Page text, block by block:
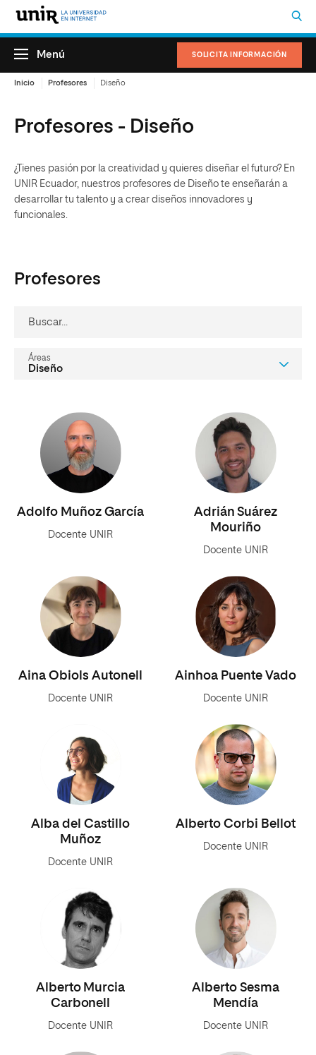
SOLICITA INFORMACIÓN
Menú
Inicio Profesores Diseño
Profesores - Diseño
¿Tienes pasión por la creatividad y quieres diseñar el futuro? En
UNIR Ecuador, nuestros profesores de Diseño te enseñarán a
desarrollar tu talento y a crear diseños innovadores y
funcionales.
Profesores
buscar...
áreas
Adolfo Muñoz García
Docente UNIR
Adrián Suárez
Mouriño
Docente UNIR
Aina Obiols Autonell
Docente UNIR
Ainhoa Puente Vado
Docente UNIR
Alba del Castillo
Muñoz
Docente UNIR
Alberto Corbi Bellot
Docente UNIR
Alberto Murcia
Carbonell
Docente UNIR
Alberto Sesma
Mendía
Docente UNIR